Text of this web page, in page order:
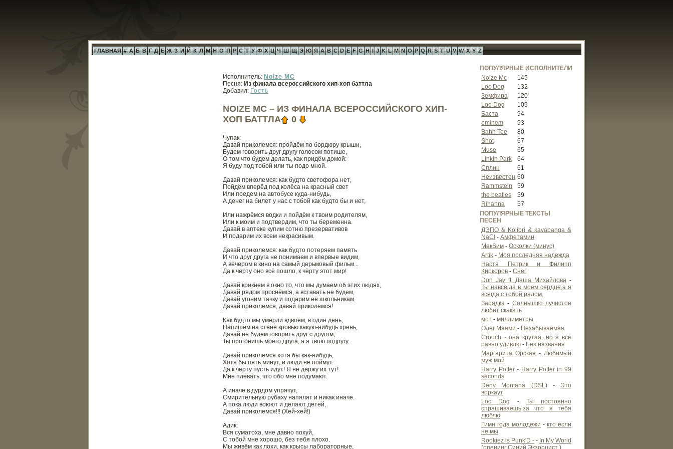
ГЛАВНАЯ # А Б В Г Д Е Ж З И Й К Л М Н О П Р С Т У Ф Х Ц Ч Ш Щ Э Ю Я A B C D E F G H I J K L M N O P Q R S T U V W X Y Z
Исполнитель: Noize MC
Песня: Из финала всероссийского хип-хоп баттла
Добавил: Гость
NOIZE MC – ИЗ ФИНАЛА ВСЕРОССИЙСКОГО ХИП-
ХОП БАТТЛА
0
Чупак:
Давай приколемся: пройдём по бордюру крыши,
Будем говорить друг другу голосом потише,
О том что будем делать, как придём домой:
Я буду под тобой или ты подо мной.
Давай приколемся: как будто светофора нет,
Пойдём вперёд под колёса на красный свет
Или поедем на автобусе куда-нибудь,
А денег на билет у нас с тобой как будто бы и нет,
Или нажрёмся водки и пойдём к твоим родителям,
Или к моим и подтвердим, что ты беременна.
Давай в аптеке купим сотню презервативов
И подарим их всем некрасивым.
Давай приколемся: как будто потеряем память
И что друг друга не понимаем и впервые видим,
А вечером в кино на самый дерьмовый фильм...
Да к чёрту оно всё пошло, к чёрту этот мир!
Давай крикнем в окно то, что мы думаем об этих людях,
Давай рядом проснёмся, а вставать не будем,
Давай угоним тачку и подарим её школьникам.
Давай приколемся, давай приколемся!
Как будто мы умерли вдвоём, в один день,
Напишем на стене кровью какую-нибудь хрень,
Давай не будем говорить друг с другом,
Ты прогонишь моего друга, а я твою подругу.
Давай приколемся хотя бы как-нибудь,
Хотя бы пять минут, и люди не поймут.
Да к чёрту пусть идут! Я не держу их тут!
Мне плевать, что обо мне подумают.
А иначе в дурдом упрячут,
Смирительную рубаху напялят и никак иначе.
А пока люди воюют и делают детей,
Давай приколемся!!! (Хей-хей!)
Адик:
Вся суматоха, мне давно похуй,
С тобой мне хорошо, без тебя плохо.
Мы живём как лохи, как крысы лабораторные,
ПОПУЛЯРНЫЕ ИСПОЛНИТЕЛИ
Noize Mc
145
Loc Dog
132
Земфира
120
Loc-Dog
109
Баста
94
eminem
93
Bahh Tee
80
Shot
67
Muse
65
Linkin Park
64
Сплин
61
Неизвестен 60
Rammstein
59
the beatles
59
Rihanna
57
ПОПУЛЯРНЫЕ ТЕКСТЫ
ПЕСЕН
ДЭПО & Kolibri & kavabanga &
NaCl - Амфетамин
МакSим - Осколки (минус)
Artik - Моя последняя надежда
Настя Петрик и Филипп
Киркоров - Снег
Don Jay ft. Даша Михайлова -
Ты навсегда в моём сердце,а я
всегда с тобой рядом.
Зарядка - Солнышко лучистое
любит скакать
мот - миллиметры
Олег Маями - Незабываемая
Crouch - она крутая, но я все
равно удивлю - Без названия
Маргарита Орская - Любимый
муж мой
Harry Potter- Harry Potter in 99
seconds
Deny Montana (DSL)- Это
воркаут
Loc Dog - Ты постоянно
спрашиваешь,за что я тебя
люблю
Гимн года молодежи - кто если
не мы
Rookiez is Punk'D - - In My World
(опенинг Синий Экзорцист )